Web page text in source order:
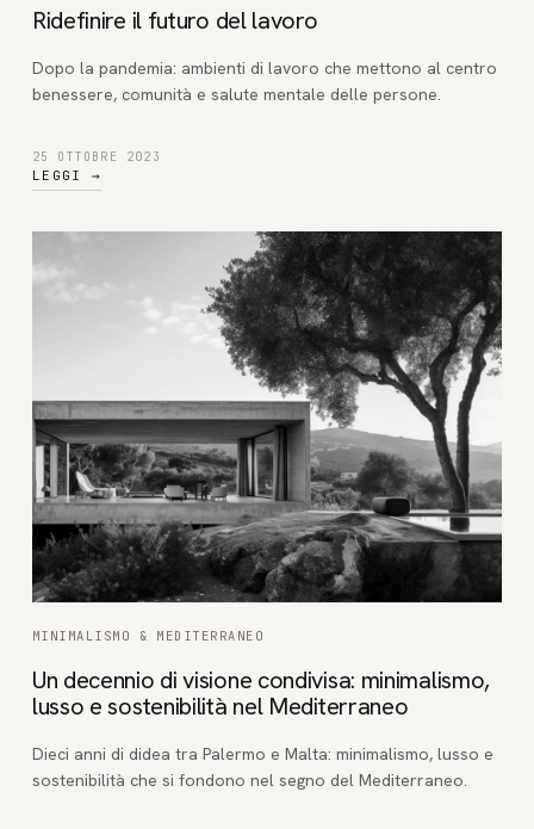
Ridefinire il futuro del lavoro
Dopo la pandemia: ambienti di lavoro che mettono al centro
benessere, comunità e salute mentale delle persone.
25 OTTOBRE 2023
LEGGI →
MINIMALISMO & MEDITERRANEO
Un decennio di visione condivisa: minimalismo,
lusso e sostenibilità nel Mediterraneo
Dieci anni di didea tra Palermo e Malta: minimalismo, lusso e
sostenibilità che si fondono nel segno del Mediterraneo.